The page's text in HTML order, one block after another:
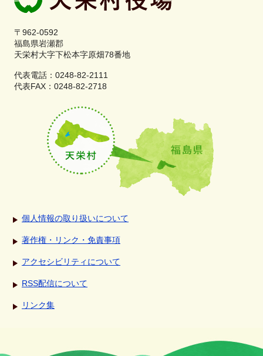
〒962-0592
福島県岩瀬郡
天栄村大字下松本字原畑78番地
代表電話：0248-82-2111
代表FAX：0248-82-2718
個人情報の取り扱いについて
著作権・リンク・免責事項
アクセシビリティについて
RSS配信について
リンク集